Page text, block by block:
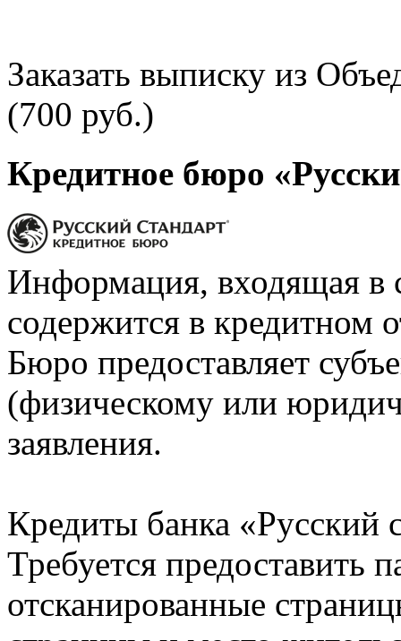
Заказать выписку из
(700 руб.)
Кредитное бюро
Информация, входящая в
содержится в кредитном
Бюро предоставляет
(физическому или
заявления.
Кредиты банка «Русский
Требуется предоставить
отсканированные